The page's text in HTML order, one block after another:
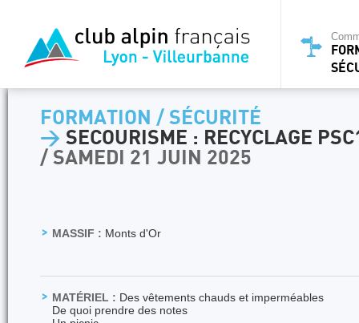
FORMATION / SÉCURITÉ
> SECOURISME : RECYCLAGE
/ SAMEDI 21 JUIN 2025
MASSIF : Monts d'Or
MATÉRIEL : Des vêtements chauds et imperméables
De quoi prendre des notes